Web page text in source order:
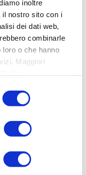
inoltre
il nostro sito con i
dei dati web,
combinarle
o che hanno
Maggiori
4.0 toscana
privacy
dati
informatica
lucca
toscana
15, 2025